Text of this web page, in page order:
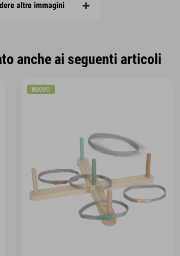
altre immagini
anche ai seguenti articoli
NUOVO